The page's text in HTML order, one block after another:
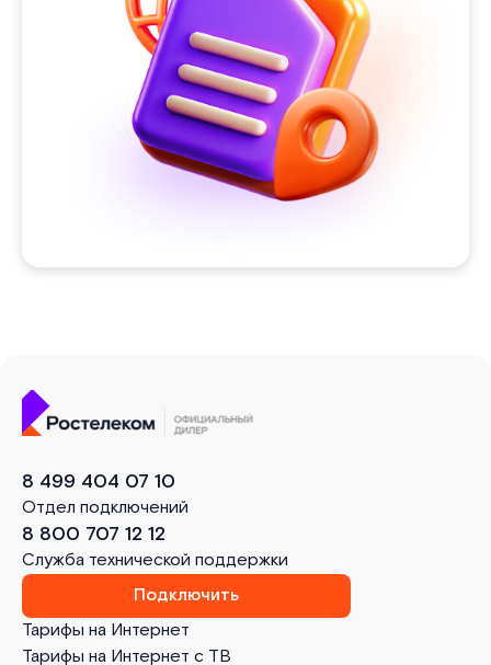
Тарифы на Интернет
Тарифы на Интернет с ТВ
8 499 404 07 10
Отдел подключений
8 800 707 12 12
Служба технической поддержки
Подключить